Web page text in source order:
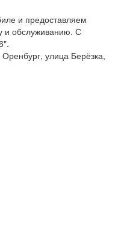
и предоставляем
и обслуживанию. С
улица Берёзка,